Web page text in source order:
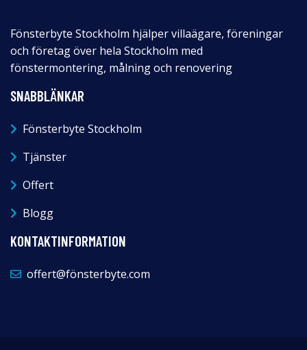
Fönsterbyte Stockholm hjälper villaägare, föreningar
och företag över hela Stockholm med
fönstermontering, målning och renovering
SNABBLÄNKAR
Fönsterbyte Stockholm
Tjänster
Offert
Blogg
KONTAKTINFORMATION
offert@fönsterbyte.com